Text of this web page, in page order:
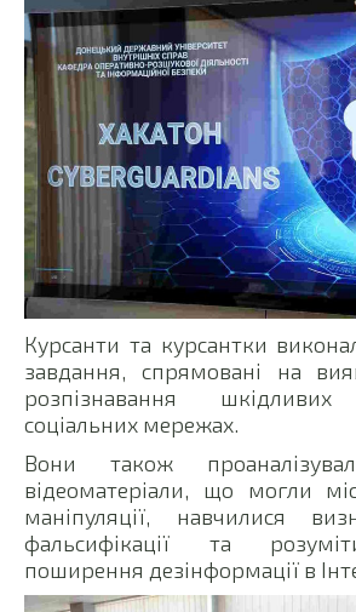
Курсанти та курсантки
завдання, спрямовані на
розпізнавання
соціальних мережах.
Вони також
відеоматеріали, що могли
маніпуляції, навчилися
фальсифікації та
поширення дезінформації в